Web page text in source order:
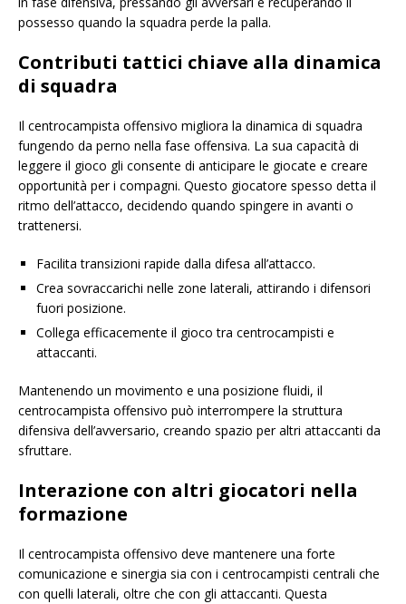
possesso quando la squadra perde la palla.
Contributi tattici chiave alla dinamica
di squadra
Il centrocampista offensivo migliora la dinamica di squadra
fungendo da perno nella fase offensiva. La sua capacità di
leggere il gioco gli consente di anticipare le giocate e creare
opportunità per i compagni. Questo giocatore spesso detta il
ritmo dell’attacco, decidendo quando spingere in avanti o
trattenersi.
Facilita transizioni rapide dalla difesa all’attacco.
Crea sovraccarichi nelle zone laterali, attirando i difensori
fuori posizione.
Collega efficacemente il gioco tra centrocampisti e
attaccanti.
Mantenendo un movimento e una posizione fluidi, il
centrocampista offensivo può interrompere la struttura
difensiva dell’avversario, creando spazio per altri attaccanti da
sfruttare.
Interazione con altri giocatori nella
formazione
Il centrocampista offensivo deve mantenere una forte
comunicazione e sinergia sia con i centrocampisti centrali che
con quelli laterali, oltre che con gli attaccanti. Questa